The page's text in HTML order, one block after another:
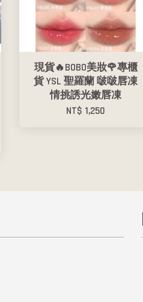
現貨🔥BOBO美妝🌹專櫃
貨 YSL 聖羅蘭 啵啵唇凍
情挑誘光嫩唇凍
NT$ 1,250